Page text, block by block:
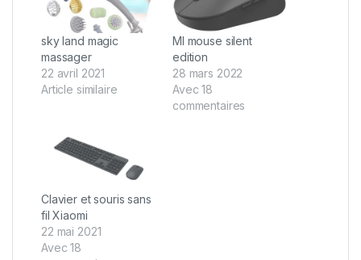
sky land magic
massager
22 avril 2021
Article similaire
MI mouse silent
edition
28 mars 2022
Avec 18
commentaires
Clavier et souris sans
fil Xiaomi
22 mai 2021
Avec 18